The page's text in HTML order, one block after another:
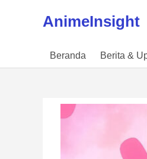
AnimeInsight
Beranda Berita &